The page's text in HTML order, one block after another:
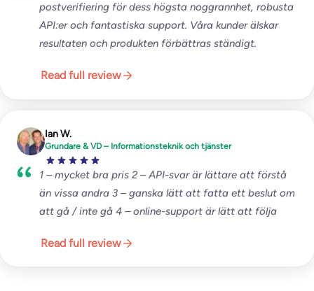
postverifiering för dess högsta noggrannhet, robusta
API:er och fantastiska support. Våra kunder älskar
resultaten och produkten förbättras ständigt.
Read full review
Ian W.
Grundare & VD – Informationsteknik och tjänster
1 – mycket bra pris 2 – API-svar är lättare att förstå
än vissa andra 3 – ganska lätt att fatta ett beslut om
att gå / inte gå 4 – online-support är lätt att följa
Read full review